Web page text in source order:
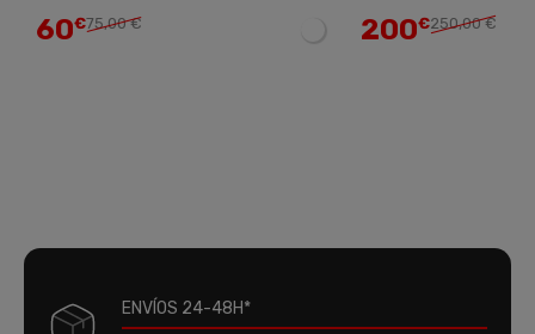
60€75,00 € 200€250,00 €
ENVÍOS 24-48H*